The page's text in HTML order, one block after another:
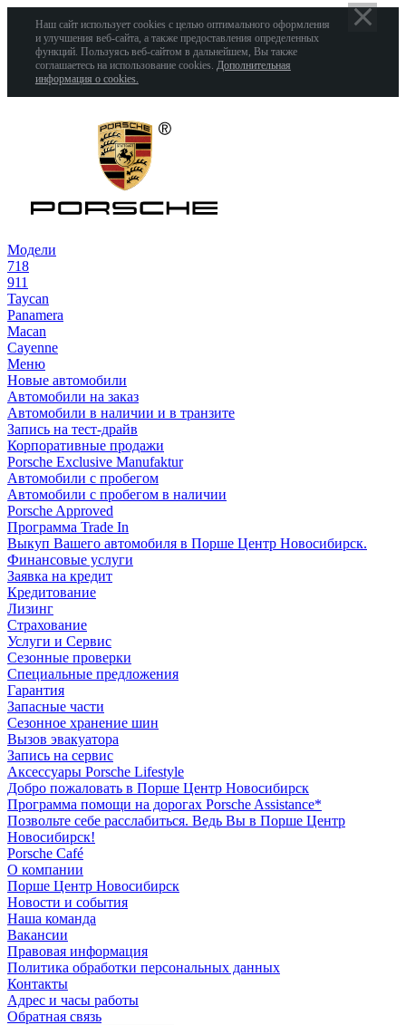
Наш сайт использует cookies с целью оптимального оформления
и улучшения веб-сайта, а также предоставления определенных
функций. Пользуясь веб-сайтом в дальнейшем, Вы также
соглашаетесь на использование cookies. Дополнительная
информация о cookies.
Модели
718
911
Taycan
Panamera
Macan
Cayenne
Меню
Новые автомобили
Автомобили на заказ
Автомобили в наличии и в транзите
Запись на тест-драйв
Корпоративные продажи
Porsche Exclusive Manufaktur
Автомобили с пробегом
Автомобили с пробегом в наличии
Porsche Approved
Программа Trade In
Выкуп Вашего автомобиля в Порше Центр Новосибирск.
Финансовые услуги
Заявка на кредит
Кредитование
Лизинг
Страхование
Услуги и Сервис
Сезонные проверки
Специальные предложения
Гарантия
Запасные части
Сезонное хранение шин
Вызов эвакуатора
Запись на сервис
Аксессуары Porsche Lifestyle
Добро пожаловать в Порше Центр Новосибирск
Программа помощи на дорогах Porsche Assistance*
Позвольте себе расслабиться. Ведь Вы в Порше Центр
Новосибирск!
Porsche Café
О компании
Порше Центр Новосибирск
Новости и события
Наша команда
Вакансии
Правовая информация
Политика обработки персональных данных
Контакты
Адрес и часы работы
Обратная связь